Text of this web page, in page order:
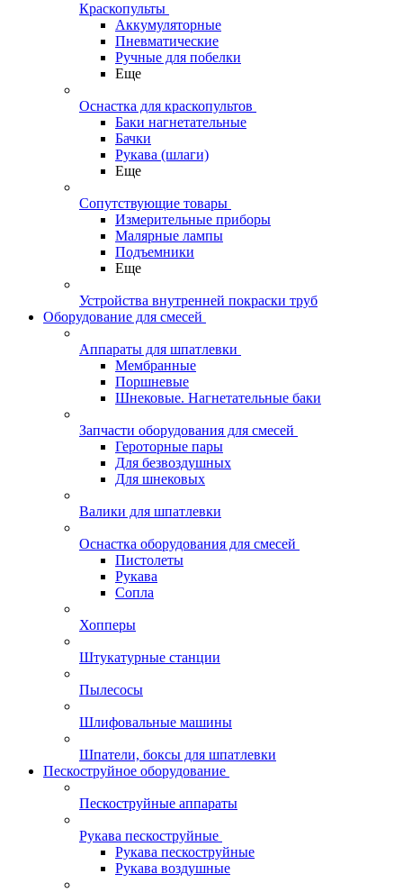
Краскопульты
Аккумуляторные
Пневматические
Ручные для побелки
Еще
Оснастка для краскопультов
Баки нагнетательные
Бачки
Рукава (шлаги)
Еще
Сопутствующие товары
Измерительные приборы
Малярные лампы
Подъемники
Еще
Устройства внутренней покраски труб
Оборудование для смесей
Аппараты для шпатлевки
Мембранные
Поршневые
Шнековые. Нагнетательные баки
Запчасти оборудования для смесей
Героторные пары
Для безвоздушных
Для шнековых
Валики для шпатлевки
Оснастка оборудования для смесей
Пистолеты
Рукава
Сопла
Хопперы
Штукатурные станции
Пылесосы
Шлифовальные машины
Шпатели, боксы для шпатлевки
Пескоструйное оборудование
Пескоструйные аппараты
Рукава пескоструйные
Рукава пескоструйные
Рукава воздушные